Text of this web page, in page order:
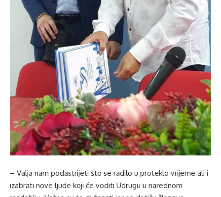
– Valja nam podastrijeti što se radilo u proteklo vrijeme ali i
izabrati nove ljude koji će voditi Udrugu u narednom